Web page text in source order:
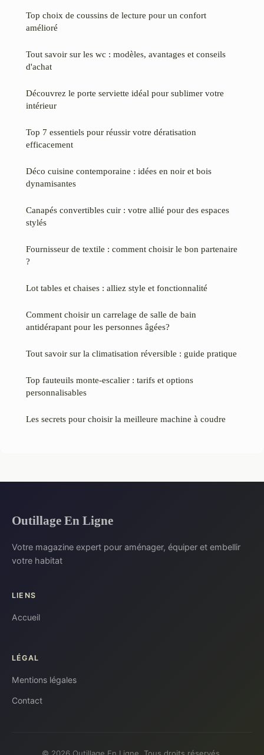
Top choix de coussins de lecture pour un confort
amélioré
Tout savoir sur les wc : modèles, avantages et conseils
d'achat
Découvrez le porte serviette idéal pour sublimer votre
intérieur
Top 7 essentiels pour réussir votre dératisation
efficacement
Déco cuisine contemporaine : idées en noir et bois
dynamisantes
Canapés convertibles cuir : votre allié pour des espaces
stylés
Fournisseur de textile : comment choisir le bon partenaire
?
Lot tables et chaises : alliez style et fonctionnalité
Comment choisir un carrelage de salle de bain
antidérapant pour les personnes âgées?
Tout savoir sur la climatisation réversible : guide pratique
Top fauteuils monte-escalier : tarifs et options
personnalisables
Les secrets pour choisir la meilleure machine à coudre
Outillage En Ligne
Votre magazine expert pour aménager, équiper et embellir
votre habitat
LIENS
Accueil
LÉGAL
Mentions légales
Contact